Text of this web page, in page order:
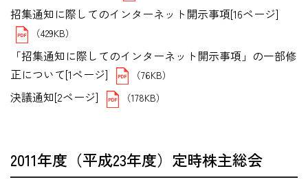
招集通知に際してのインターネット開示事項[16ページ]
（429KB）
「招集通知に際してのインターネット開示事項」の一部修
正について[1ページ]
（76KB）
決議通知[2ページ] （178KB）
2011年度（平成23年度）定時株主総会